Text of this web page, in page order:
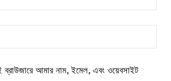
আমার নাম, ইমেল, এবং ওয়েবসাইট